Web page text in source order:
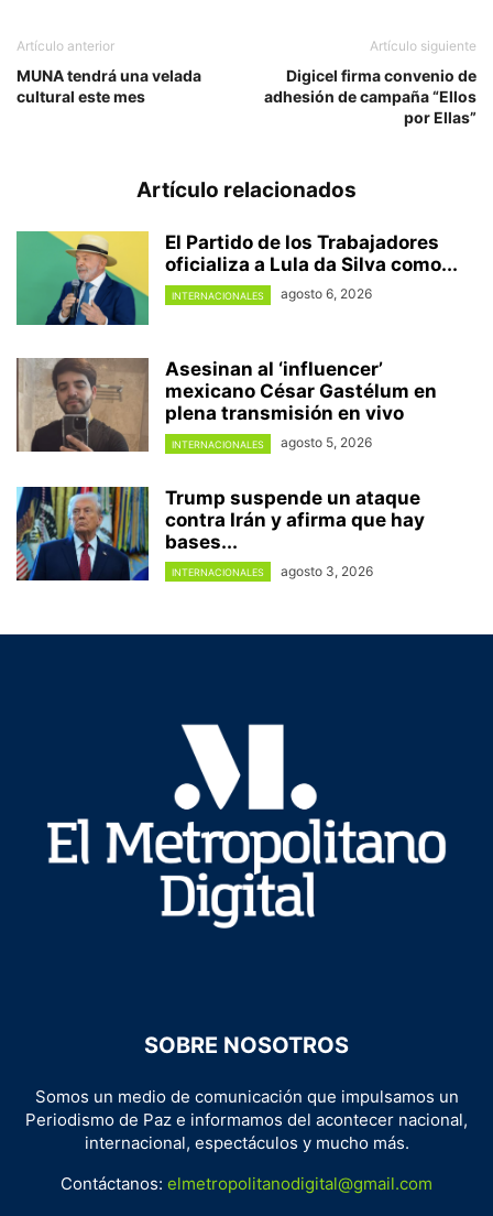
Artículo anterior
MUNA tendrá una velada
cultural este mes
Artículo siguiente
Digicel firma convenio de
adhesión de campaña “Ellos
por Ellas”
Artículo relacionados
El Partido de los Trabajadores
oficializa a Lula da Silva como...
INTERNACIONALES agosto 6, 2026
Asesinan al ‘influencer’
mexicano César Gastélum en
plena transmisión en vivo
INTERNACIONALES agosto 5, 2026
Trump suspende un ataque
contra Irán y afirma que hay
bases...
INTERNACIONALES agosto 3, 2026
SOBRE NOSOTROS
Somos un medio de comunicación que impulsamos un
Periodismo de Paz e informamos del acontecer nacional,
internacional, espectáculos y mucho más.
Contáctanos: elmetropolitanodigital@gmail.com